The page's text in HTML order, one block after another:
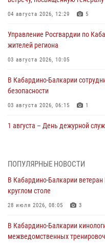
04 августа 2026, 12:29 5
Управление Росгвардии по
жителей региона
03 августа 2026, 10:05
В Кабардино‑Балкарии
безопасности
03 августа 2026, 06:15 1
1 августа – День дежурной
мировой войне 1914-1918 годов
01 августа 2026, 07:30
поздравил специалистов
праздником
ПОПУЛЯРНЫЕ НОВОСТИ
В Кабардино-Балкарии
круглом столе
28 июля 2026, 08:05 3
В Кабардино-Балкарии
межведомственных